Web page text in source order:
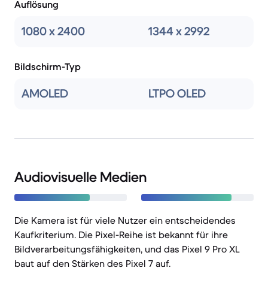
Auflösung
1080 x 2400 1344 x 2992
Bildschirm-Typ
AMOLED LTPO OLED
Audiovisuelle Medien
Die Kamera ist für viele Nutzer ein entscheidendes
Kaufkriterium. Die Pixel-Reihe ist bekannt für ihre
Bildverarbeitungsfähigkeiten, und das Pixel 9 Pro XL
baut auf den Stärken des Pixel 7 auf.